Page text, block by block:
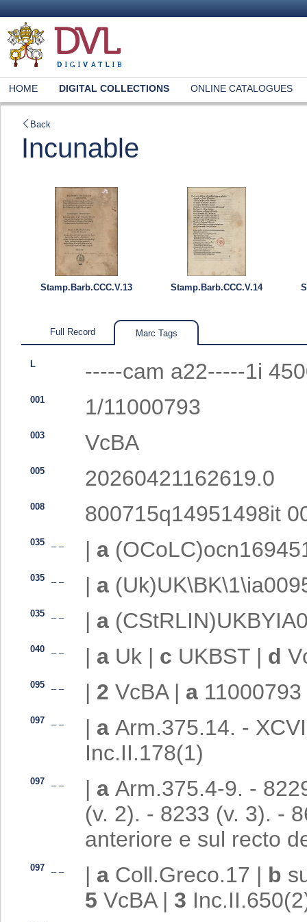
HOME DIGITAL COLLECTIONS ONLINE CATALOGUES
Back
Incunable
Stamp.Barb.CCC.V.13 Stamp.Barb.CCC.V.14
Full Record Marc Tags
L -----cam a22-----1i
001 1/11000793
003 VcBA
005 20260421162619.0
008 800715q14951498it
035 | a
035 | a
035 | a
040 | a Uk | c UKBST | d
095 | 2 VcBA | a 11000793
097 | a Arm.375.14. -
Inc.II.178(1)
097 | a Arm.375.4-9. -
(v. 2). - 8233 (v. 3). -
anteriore e sul recto
097 | a Coll.Greco.17 | b
5 VcBA | 3